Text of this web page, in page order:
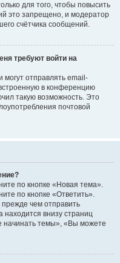
для того, чтобы повысить
это запрещено, и модератор
счётчика сообщений.
требуют войти на
могут отправлять email-
в конференцию
такую возможность. Это
почтовой
по кнопке «Новая тема».
по кнопке «Ответить».
прежде чем отправить
внизу страниц
темы», «Вы можете